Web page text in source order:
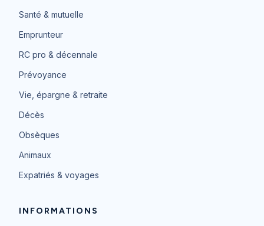
Santé & mutuelle
Emprunteur
RC pro & décennale
Prévoyance
Vie, épargne & retraite
Décès
Obsèques
Animaux
Expatriés & voyages
INFORMATIONS